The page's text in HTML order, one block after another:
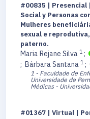
#00835 | Presencial
Social y Personas
Mulheres
sexual e
paterno.
Maria Rejane Silva 1 ;
; Bárbara Santana 1 ;
1 - Faculdade de
Universidade de
Médicas -
#01367 | Virtual |